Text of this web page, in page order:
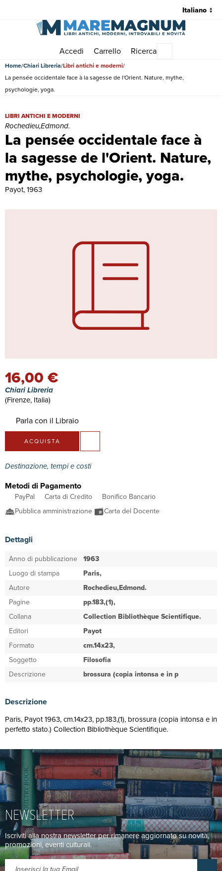
Accedi Carrello Ricerca
Home Chiari Libreria Libri antichi e moderni
La pensée occidentale face à la sagesse de l'Orient. Nature, mythe,
psychologie, yoga.
La pensée occidentale face à
la sagesse de l'Orient. Nature,
mythe, psychologie, yoga.
La pensée occidentale face à la sagesse de l'Orient. Nature,
LIBRI ANTICHI E MODERNI
Rochedieu,Edmond.
Payot, 1963
16,00 €
Chiari Libreria
(Firenze, Italia)
Parla con il Libraio
ACQUISTA
Destinazione, tempi e costi
Metodi di Pagamento
PayPal Carta di Credito
Bonifico Bancario
Pubblica amministrazione
Carta del Docente
Dettagli
Anno di pubblicazione 1963
Luogo di stampa
Paris,
Autore
Rochedieu,Edmond.
Pagine
pp.183,(1),
Collana
Collection Bibliothèque Scientifique.
Editori
Payot
Formato
cm.14x23,
Soggetto
Filosofia
Descrizione
brossura (copia intonsa e in p
Descrizione
Paris, Payot 1963, cm.14x23, pp.183,(1), brossura (copia intonsa e in
perfetto stato.) Collection Bibliothèque Scientifique.
NEWSLETTER
Iscriviti alla nostra newsletter per rimanere aggiornato su novità,
promozioni, eventi culturali.